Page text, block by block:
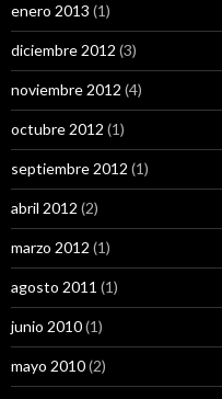
enero 2013 (1)
diciembre 2012 (3)
noviembre 2012 (4)
octubre 2012 (1)
septiembre 2012 (1)
abril 2012 (2)
marzo 2012 (1)
agosto 2011 (1)
junio 2010(1)
mayo 2010(2)